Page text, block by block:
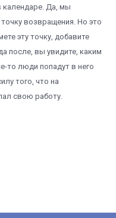
календаре. Да, мы
возвращения. Но это
эту точку, добавите
после, вы увидите, каким
то люди попадут в него
того, что на
свою работу.